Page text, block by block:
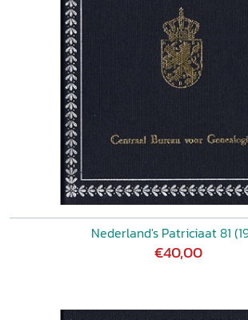
Nederland's Patriciaat 81
€40,00